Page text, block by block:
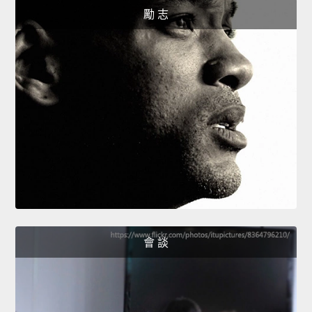
勵 志
會 談